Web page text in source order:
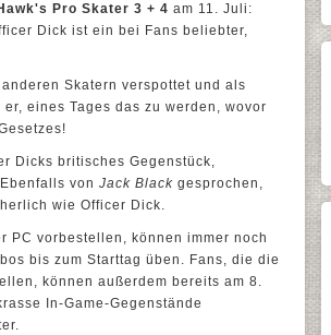
Pro Skater 3 + 4 am 11. Juli:
Dick ist ein bei Fans beliebter,
Skatern verspottet und als
eines Tages das zu werden, wovor
Dicks britisches Gegenstück,
von Jack Black gesprochen,
wie Officer Dick.
PC vorbestellen, können immer noch
bis zum Starttag üben. Fans, die die
können außerdem bereits am 8.
In-Game-Gegenstände